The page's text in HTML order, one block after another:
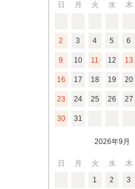
日 月 火 水 木
2 3 4 5 6
9 10 11 12 13
16 17 18 19 20
23 24 25 26 27
30 31
2026年9月
日 月 火 水 木
1
2 3